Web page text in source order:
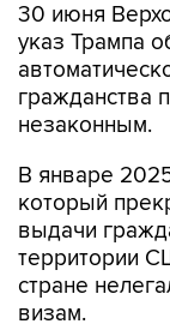
30 июня
указ Трампа
гражданства
незаконным.
В январе
который
выдачи
территории
стране
визам.